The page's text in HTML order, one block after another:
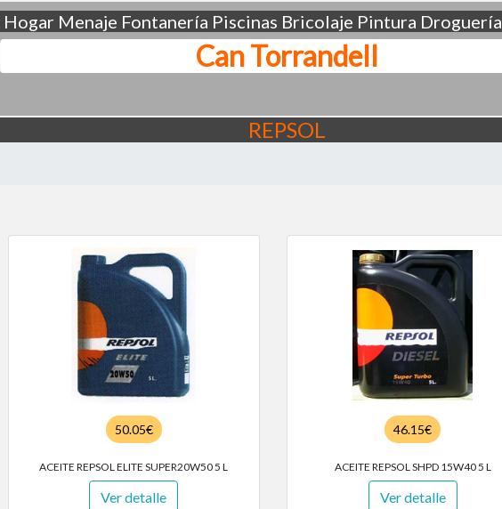
Hogar Menaje Fontanería Piscinas Bricolaje Pintura Droguería
Can Torrandell
REPSOL
50.05€
ACEITE REPSOL ELITE SUPER20W50 5 L
Ver detalle
46.15€
ACEITE REPSOL SHPD 15W40 5 L
Ver detalle